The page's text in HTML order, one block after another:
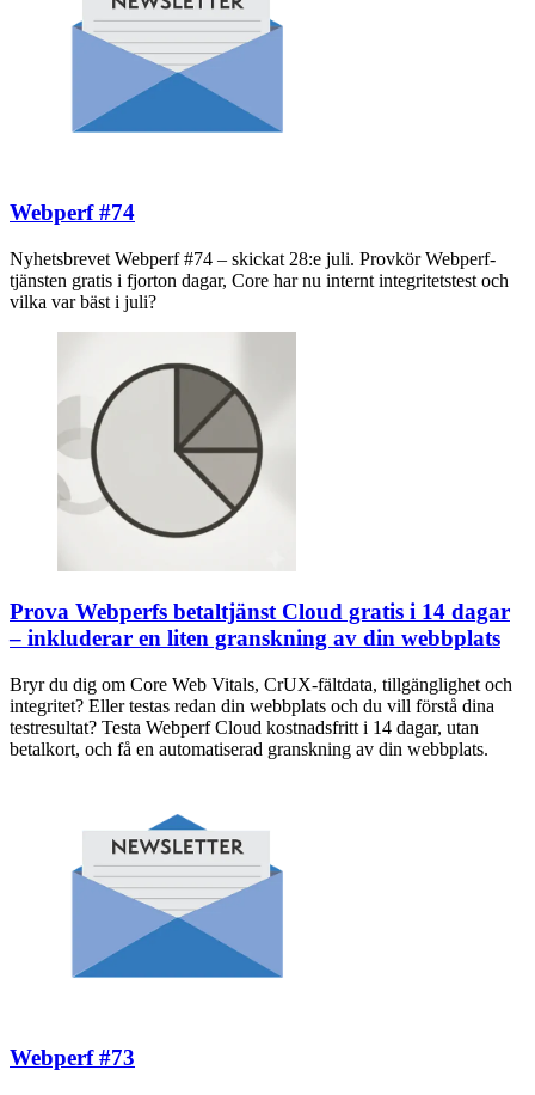
Webperf #74
Nyhetsbrevet Webperf #74 – skickat 28:e juli. Provkör Webperf-
tjänsten gratis i fjorton dagar, Core har nu internt integritetstest och
vilka var bäst i juli?
Prova Webperfs betaltjänst Cloud gratis i 14 dagar
– inkluderar en liten granskning av din webbplats
Bryr du dig om Core Web Vitals, CrUX-fältdata, tillgänglighet och
integritet? Eller testas redan din webbplats och du vill förstå dina
testresultat? Testa Webperf Cloud kostnadsfritt i 14 dagar, utan
betalkort, och få en automatiserad granskning av din webbplats.
Webperf #73